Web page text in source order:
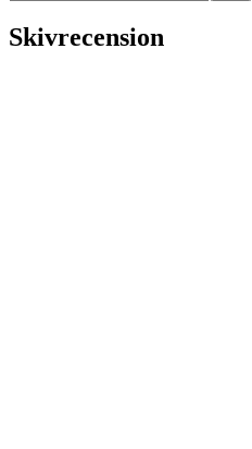
Skivrecension